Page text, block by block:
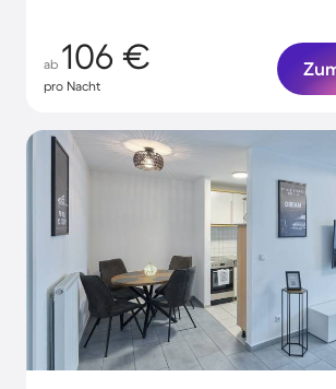
ab 106 €
pro Nacht